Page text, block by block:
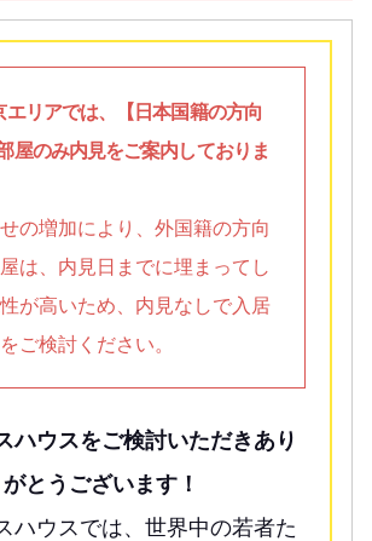
エリアでは、【日本国籍の方向
屋のみ内見をご案内しておりま
の増加により、外国籍の方向
は、内見日までに埋まってし
が高いため、内見なしで入居
ご検討ください。
ハウスをご検討いただきあり
がとうございます！
ハウスでは、世界中の若者た